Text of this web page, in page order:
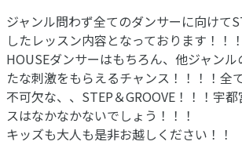
ジャンル問わず全てのダンサーに向けて
したレッスン内容となっております！！
HOUSEダンサーはもちろん、他ジャン
たな刺激をもらえるチャンス！！！！全
不可欠な、、STEP＆GROOVE！！！宇
スはなかなかないでしょう！！！
キッズも大人も是非お越しください！！